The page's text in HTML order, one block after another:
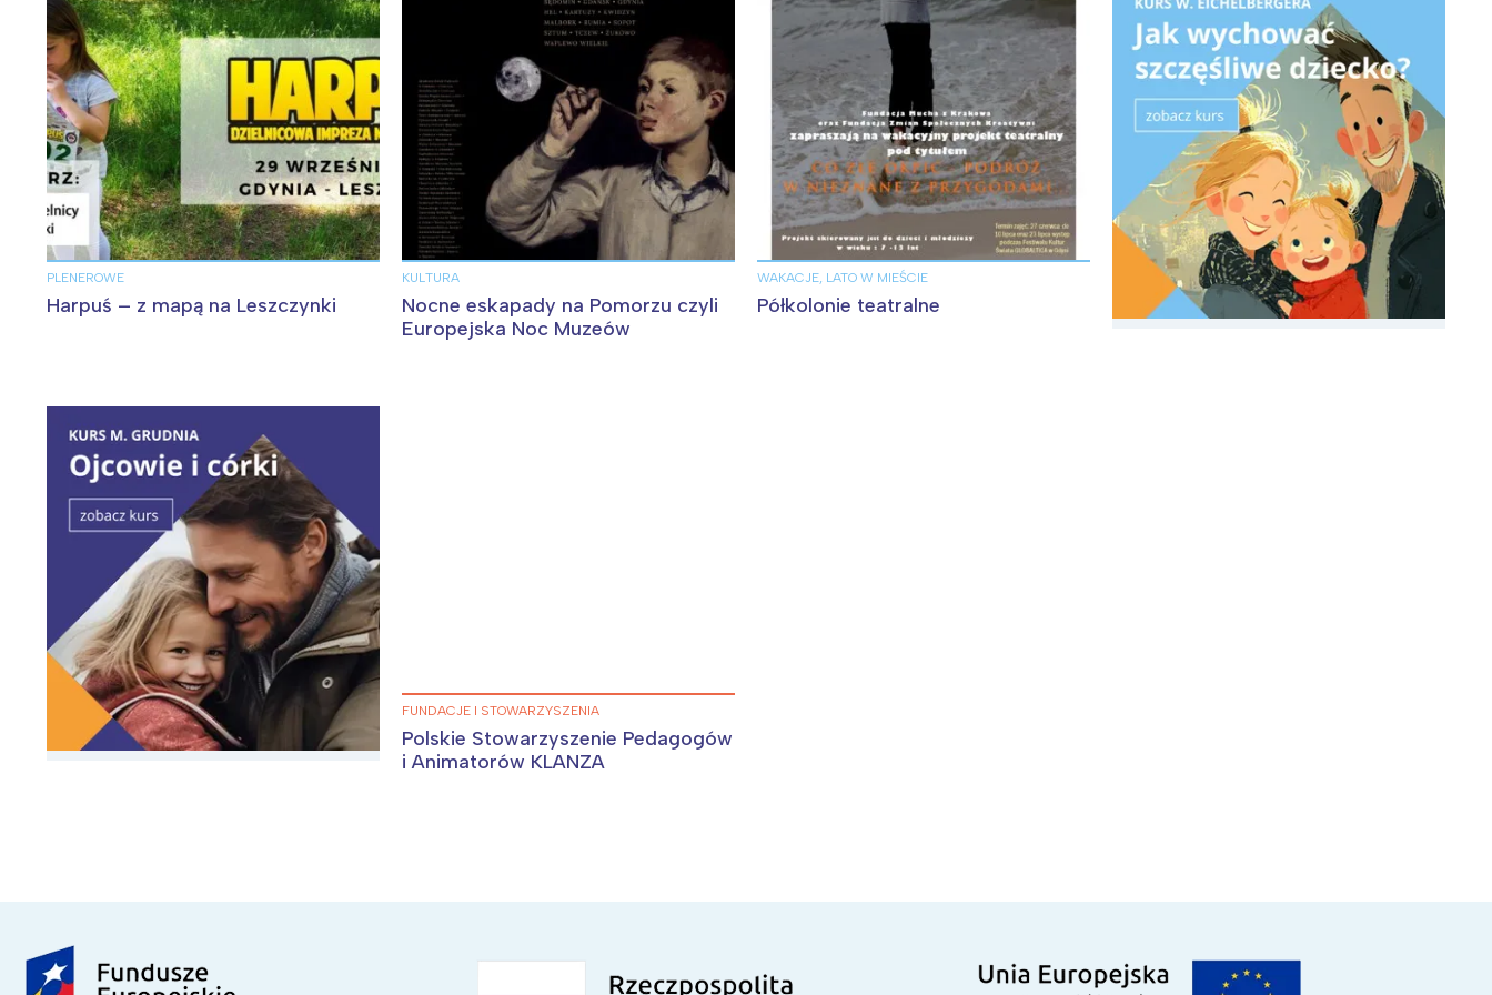
PLENEROWE
Harpuś – z mapą na Leszczynki
KULTURA
Nocne eskapady na Pomorzu czyli
Europejska Noc Muzeów
WAKACJE, LATO W MIEŚCIE
Półkolonie teatralne
FUNDACJE I STOWARZYSZENIA
Polskie Stowarzyszenie Pedagogów
i Animatorów KLANZA
Wybieram